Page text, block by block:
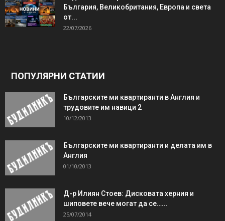
България, Великобритания, Европа и света
от...
22/07/2026
ПОПУЛЯРНИ СТАТИИ
Българските ми квартиранти в Англия и
трудовите им навици 2
10/12/2013
Българските ми квартиранти и делата им в
Англия
01/10/2013
Д-р Илиян Стоев: Дисковата херния и
шиповете вече могат да се…...
25/07/2014